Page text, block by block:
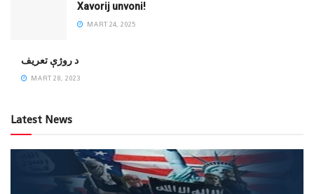
Xavorij unvoni!
MART 24, 2025
‌د روژې تعریف
MART 28, 2023
Latest News